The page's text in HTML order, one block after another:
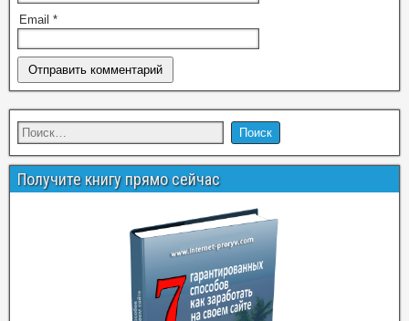
Email *
Получите книгу прямо сейчас